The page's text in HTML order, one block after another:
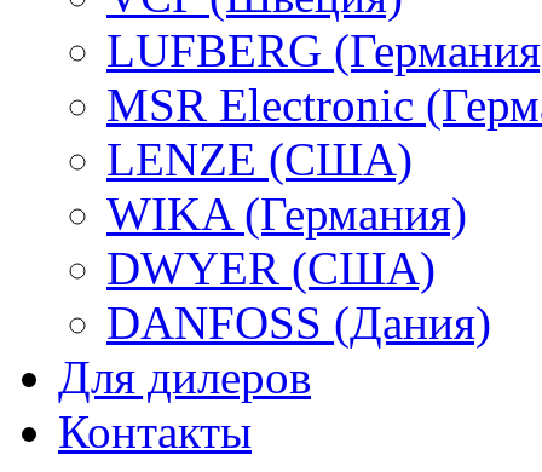
LUFBERG
MSR Electronic
LENZE (США)
WIKA (Германия)
DWYER (США)
DANFOSS (Дания)
Для дилеров
Контакты